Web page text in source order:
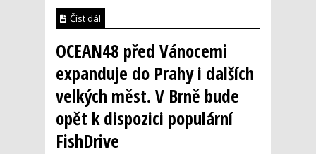
Číst dál
OCEAN48 před Vánocemi
expanduje do Prahy i dalších
velkých měst. V Brně bude
opět k dispozici populární
FishDrive